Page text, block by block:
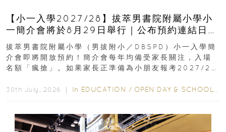
【小一入學2027/28】拔萃男書院附屬小學小
一簡介會將於8月29日舉行｜公布預約連結日期
｜更設有網上重溫
拔萃男書院附屬小學（男拔附小／DBSPD）小一入學簡
介會即將開放預約！簡介會每年均備受家長關注，入場
名額「瘋搶」。如果家長正準備為小朋友報考2027/28
30th July, 2026 ｜ In EDUCATION / OPEN DAY & SCHOOL EVENTS